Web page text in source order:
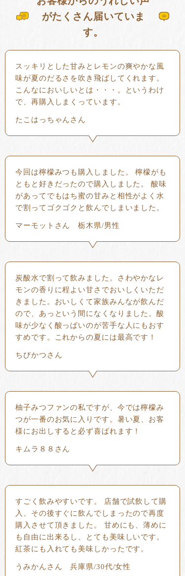
がたくさん届いていま
す。
スッキリとした甘みとレモンの爽やかな風
味が夏のだるさを吹き飛ばしてくれます。
こんなにおいしいとは・・・。というわけ
で、再購入しまくっています。
たこはっちゃんさん
今回は檸檬みつも購入しました。 檸檬がも
ともと好きだったので購入しました。 酸味
があってでもはち蜜の甘みと相性がよく水
で割ってゴクゴクと飲んでしまいました。
マーモットさん 栃木県/男性
炭酸水で割って飲みました。さわやかなレ
モンの香りに程よい甘さでおいしくいただ
きました。おいしくて家族みんなが飲んだ
ので、あっという間になくなりました。酸
味が少なく酸っぱいのが苦手な人にもおす
すめです。これからの夏には最高です！
ちびかつさん
柚子みつファンの私ですが、今では檸檬み
つが一番のお気に入りです。暑い夏、お客
様にお出しすると必ず喜ばれます！
キムラ８８さん
すごく飲みやすいです。 店舗で試飲して購
入、その後すぐに飲んでしまったので再度
購入させて頂きました。 甘めにも、薄めに
も自由に出来るし、とても美味しいです。
紅茶にも入れても美味しかったです。
うみかんさん 兵庫県/30代/女性